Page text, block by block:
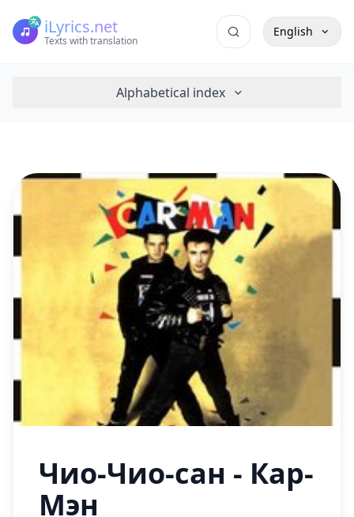
iLyrics.net
Texts with translation
English
Alphabetical index
Чио-Чио-сан - Кар-
Мэн